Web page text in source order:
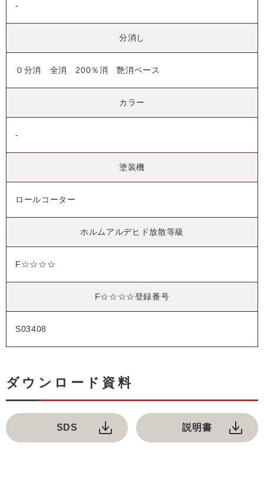
-
分消し
０分消 全消 200％消 艶消ベース
カラー
-
塗装機
ロールコーター
ホルムアルデヒド放散等級
F☆☆☆☆
F☆☆☆☆登録番号
S03408
ダウンロード資料
SDS 説明書